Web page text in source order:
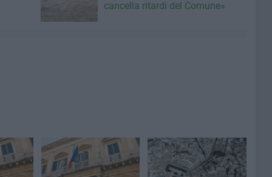
cancella ritardi del Comune»